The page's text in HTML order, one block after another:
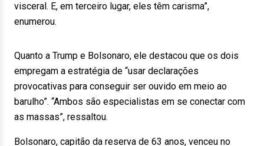
visceral. E, em terceiro lugar, eles têm carisma”,
enumerou.
Quanto a Trump e Bolsonaro, ele destacou que os dois
empregam a estratégia de “usar declarações
provocativas para conseguir ser ouvido em meio ao
barulho”. “Ambos são especialistas em se conectar com
as massas”, ressaltou.
Bolsonaro, capitão da reserva de 63 anos, venceu no